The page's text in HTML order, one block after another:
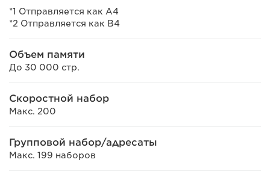
*1 Отправляется как A4
*2 Отправляется как B4
Объем памяти
До 30 000 стр.
Скоростной набор
Макс. 200
Групповой набор/адресаты
Макс. 199 наборов